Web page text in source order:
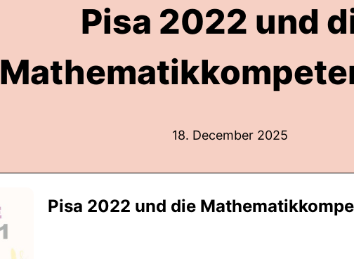
Pisa 2022 und
18. December 2025